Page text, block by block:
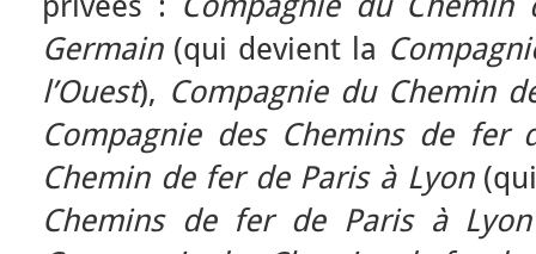
Germain(qui devient la
l’Ouest), Compagnie du Chemin
Compagnie des Chemins de fer
Chemin de fer de Paris à Lyon
Chemins de fer de Paris à